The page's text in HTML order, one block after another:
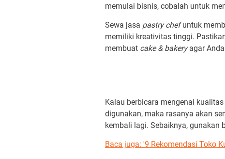
memulai bisnis, cobalah untuk
Sewa jasa pastry chefuntuk
memiliki kreativitas tinggi.
membuat cake & bakeryagar
Kalau berbicara mengenai kualitas
digunakan, maka rasanya akan
kembali lagi. Sebaiknya, gunakan
Baca juga: '9 Rekomendasi Toko